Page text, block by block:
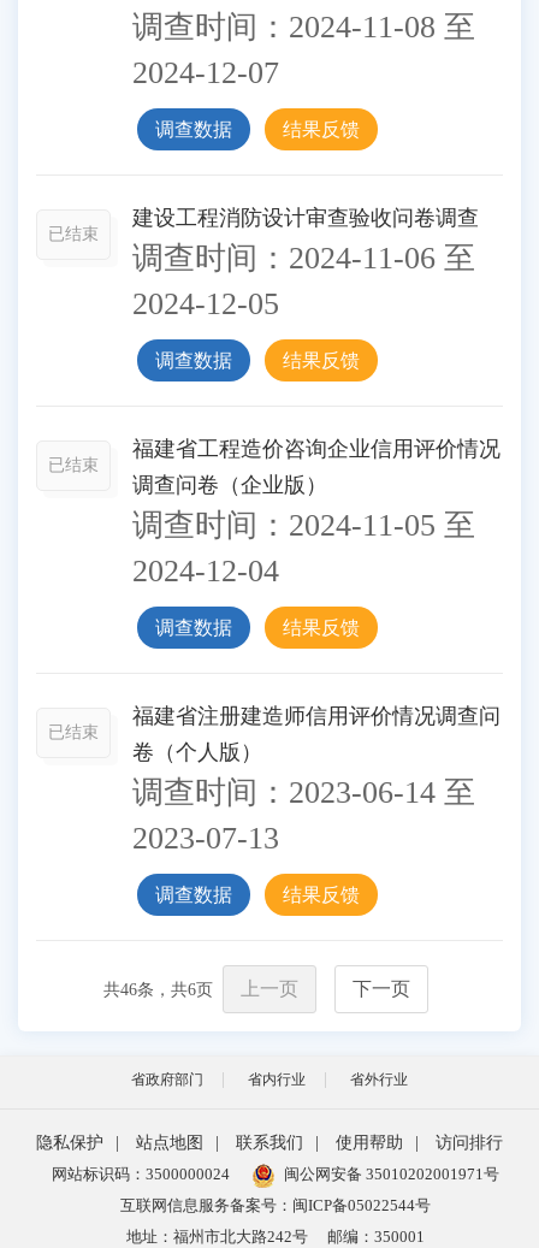
调查时间： 2024-11-08 至
2024-12-07
调查数据 结果反馈
已结束
建设工程消防设计审查验收问卷调查
调查时间： 2024-11-06 至
2024-12-05
调查数据 结果反馈
已结束
福建省工程造价咨询企业信用评价情况
调查问卷（企业版）
调查时间： 2024-11-05 至
2024-12-04
调查数据 结果反馈
已结束
福建省注册建造师信用评价情况调查问
卷（个人版）
调查时间： 2023-06-14 至
2023-07-13
调查数据 结果反馈
共46条，共6页 上一页 下一页
省政府部门 省内行业 省外行业
隐私保护 站点地图 联系我们 使用帮助
访问排行
网站标识码：3500000024
闽公网安备 35010202001971号
互联网信息服务备案号：闽ICP备05022544号
地址：福州市北大路242号
邮编：350001